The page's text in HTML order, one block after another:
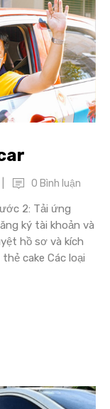
0 Bình luận
2: Tải ứng
ký tài khoản và
hồ sơ và kích
cake Các loại